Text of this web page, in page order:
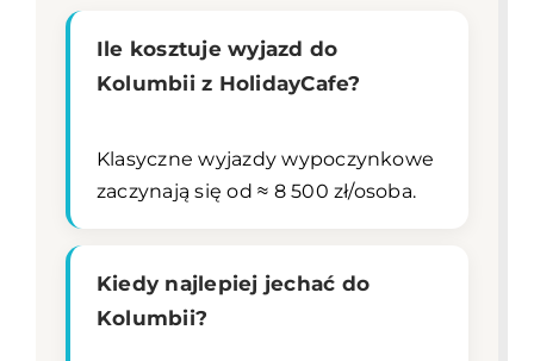
Ile kosztuje wyjazd do
Kolumbii z HolidayCafe?
Klasyczne wyjazdy wypoczynkowe
zaczynają się od ≈ 8 500 zł/osoba.
Kiedy najlepiej jechać do
Kolumbii?